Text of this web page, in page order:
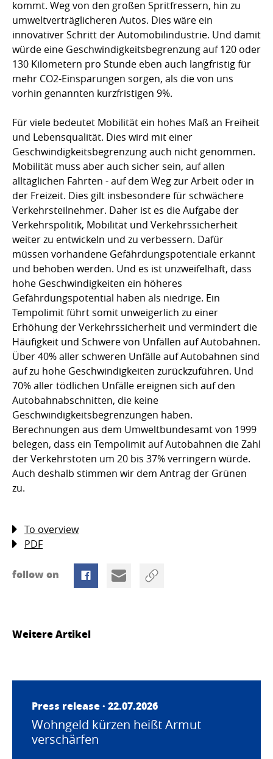
kommt. Weg von den großen Spritfressern, hin zu
umweltverträglicheren Autos. Dies wäre ein
innovativer Schritt der Automobilindustrie. Und damit
würde eine Geschwindigkeitsbegrenzung auf 120 oder
130 Kilometern pro Stunde eben auch langfristig für
mehr CO2-Einsparungen sorgen, als die von uns
vorhin genannten kurzfristigen 9%.
Für viele bedeutet Mobilität ein hohes Maß an Freiheit
und Lebensqualität. Dies wird mit einer
Geschwindigkeitsbegrenzung auch nicht genommen.
Mobilität muss aber auch sicher sein, auf allen
alltäglichen Fahrten - auf dem Weg zur Arbeit oder in
der Freizeit. Dies gilt insbesondere für schwächere
Verkehrsteilnehmer. Daher ist es die Aufgabe der
Verkehrspolitik, Mobilität und Verkehrssicherheit
weiter zu entwickeln und zu verbessern. Dafür
müssen vorhandene Gefährdungspotentiale erkannt
und behoben werden. Und es ist unzweifelhaft, dass
hohe Geschwindigkeiten ein höheres
Gefährdungspotential haben als niedrige. Ein
Tempolimit führt somit unweigerlich zu einer
Erhöhung der Verkehrssicherheit und vermindert die
Häufigkeit und Schwere von Unfällen auf Autobahnen.
Über 40% aller schweren Unfälle auf Autobahnen sind
auf zu hohe Geschwindigkeiten zurückzuführen. Und
70% aller tödlichen Unfälle ereignen sich auf den
Autobahnabschnitten, die keine
Geschwindigkeitsbegrenzungen haben.
Berechnungen aus dem Umweltbundesamt von 1999
belegen, dass ein Tempolimit auf Autobahnen die Zahl
der Verkehrstoten um 20 bis 37% verringern würde.
Auch deshalb stimmen wir dem Antrag der Grünen
zu.
To overview
PDF
follow on
Weitere Artikel
Press release · 22.07.2026
Wohngeld kürzen heißt Armut
verschärfen